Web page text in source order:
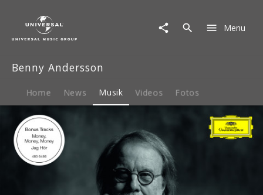
Andersson
Musik
Piano
Menu
Benny Andersson
Home News Musik Videos Fotos